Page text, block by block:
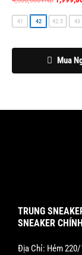
Mua
chọn
có
được
trên
41 42 42.5 43
TRUNG
SNEAKER
Địa Chỉ: Hẻm 220/